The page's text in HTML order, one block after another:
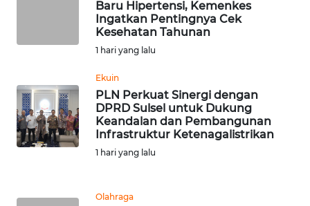
Baru Hipertensi, Kemenkes
Ingatkan Pentingnya Cek
Kesehatan Tahunan
1 hari yang lalu
Ekuin
PLN Perkuat Sinergi dengan
DPRD Sulsel untuk Dukung
Keandalan dan Pembangunan
Infrastruktur Ketenagalistrikan
1 hari yang lalu
Olahraga
WN
BENGKULU
WN